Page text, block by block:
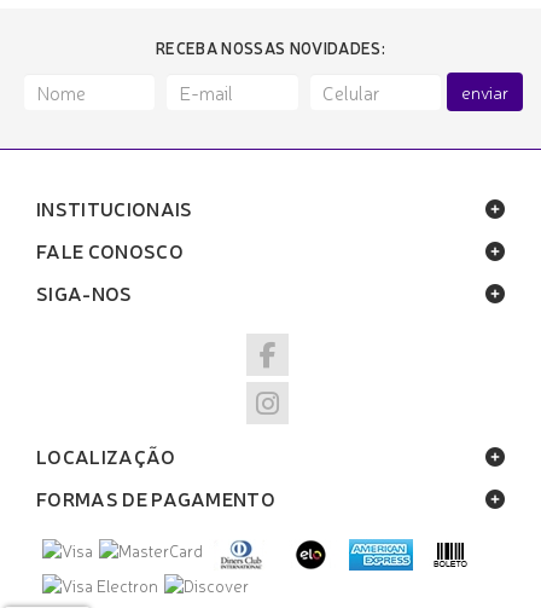
RECEBA NOSSAS NOVIDADES:
enviar
INSTITUCIONAIS
FALE CONOSCO
SIGA-NOS
LOCALIZAÇÃO
FORMAS DE PAGAMENTO